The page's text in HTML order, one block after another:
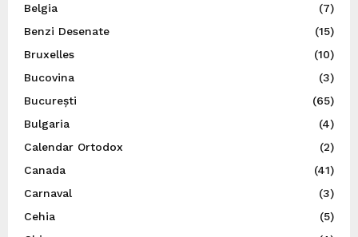
Belgia
(7)
Benzi Desenate
(15)
Bruxelles
(10)
Bucovina
(3)
București
(65)
Bulgaria
(4)
Calendar Ortodox
(2)
Canada
(41)
Carnaval
(3)
Cehia
(5)